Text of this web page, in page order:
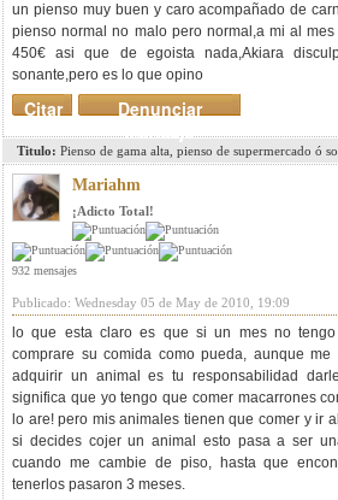
un pienso muy buen y caro acompañado de
pienso normal no malo pero normal,a mi al
450€ asi que de egoista nada,Akiara
sonante,pero es lo que opino
Denunciar
mensaje
Citar
Titulo: Pienso de gama alta, pienso de supermercado ó
Mariahm
¡Adicto Total!
932 mensajes
Publicado: Wednesday 05 de May de 2010, 19:09
lo que esta claro es que si un mes no
comprare su comida como pueda, aunque
adquirir un animal es tu responsabilidad
significa que yo tengo que comer macarrones
lo are! pero mis animales tienen que comer y ir
si decides cojer un animal esto pasa a ser
cuando me cambie de piso, hasta que
tenerlos pasaron 3 meses.